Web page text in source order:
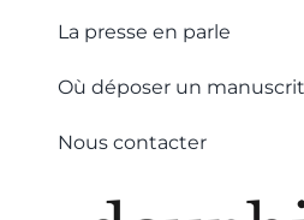
La presse en parle
Où déposer un
Nous contacter